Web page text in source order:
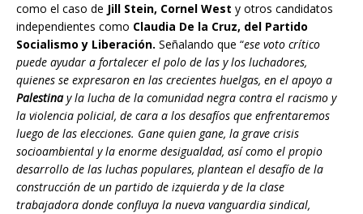
como el caso de Jill Stein, Cornel West y otros candidatos
independientes como Claudia De la Cruz, del Partido
Socialismo y Liberación. Señalando que “ese voto crítico
puede ayudar a fortalecer el polo de las y los luchadores,
quienes se expresaron en las crecientes huelgas, en el apoyo a
Palestinay la lucha de la comunidad negra contra el racismo y
la violencia policial, de cara a los desafíos que enfrentaremos
luego de las elecciones. Gane quien gane, la grave crisis
socioambiental y la enorme desigualdad, así como el propio
desarrollo de las luchas populares, plantean el desafío de la
construcción de un partido de izquierda y de la clase
trabajadora donde confluya la nueva vanguardia sindical,